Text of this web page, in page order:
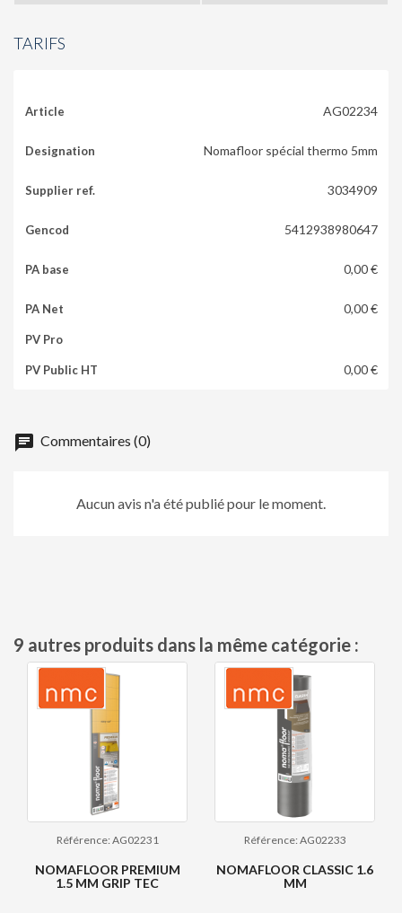
TARIFS
AG02234
Nomafloor spécial thermo 5mm
3034909
5412938980647
0,00 €
0,00 €
0,00 €
chat Commentaires (0)
Aucun avis n'a été publié pour le moment.
9 autres produits dans la même catégorie :
Référence: AG02231
NOMAFLOOR PREMIUM
1.5 MM GRIP TEC
Référence: AG02233
NOMAFLOOR CLASSIC 1.6
MM